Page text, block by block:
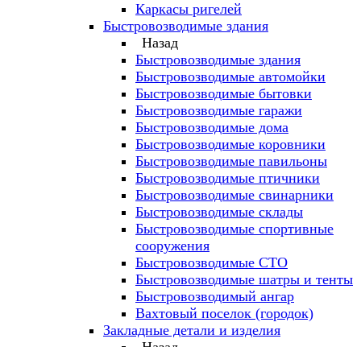
Каркасы ригелей
Быстровозводимые здания
Назад
Быстровозводимые здания
Быстровозводимые автомойки
Быстровозводимые бытовки
Быстровозводимые гаражи
Быстровозводимые дома
Быстровозводимые коровники
Быстровозводимые павильоны
Быстровозводимые птичники
Быстровозводимые свинарники
Быстровозводимые склады
Быстровозводимые спортивные
сооружения
Быстровозводимые СТО
Быстровозводимые шатры и тенты
Быстровозводимый ангар
Вахтовый поселок (городок)
Закладные детали и изделия